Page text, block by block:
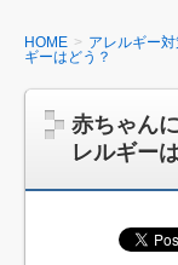
HOME アレルギー
ギーはどう？
赤ちゃん
レルギー